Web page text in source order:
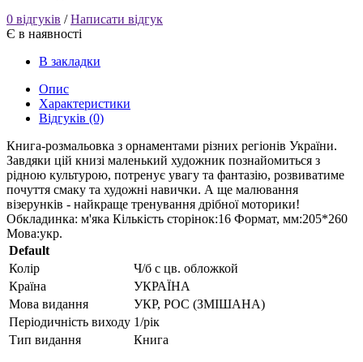
0 відгуків /Написати відгук
Є в наявності
В закладки
Опис
Характеристики
Відгуків (0)
Книга-розмальовка з орнаментами різних регіонів України.
Завдяки цій книзі маленький художник познайомиться з
рідною культурою, потренує увагу та фантазію, розвиватиме
почуття смаку та художні навички. А ще малювання
візерунків - найкраще тренування дрібної моторики!
Обкладинка: м'яка Кількість сторінок:16 Формат, мм:205*260
Мова:укр.
Default
Колір
Ч/б с цв. обложкой
Країна
УКРАЇНА
Мова видання
УКР, РОС (ЗМІШАНА)
Періодичність виходу 1/рік
Тип видання
Книга